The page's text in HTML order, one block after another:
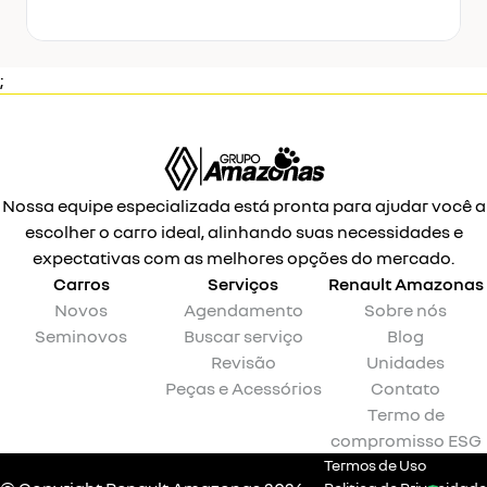
;
Nossa equipe especializada está pronta para ajudar você a
escolher o carro ideal, alinhando suas necessidades e
expectativas com as melhores opções do mercado.
Carros
Novos
Seminovos
Serviços
Agendamento
Buscar serviço
Revisão
Peças e Acessórios
RenaultAmazonas
Sobre nós
Blog
Unidades
Contato
Termo de
compromisso ESG
Termos de Uso